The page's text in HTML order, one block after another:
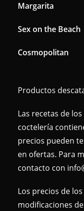
Margarita
Sex on the Beach
Cosmopolitan
Productos
Las recetas de
coctelería
precios pueden
en ofertas. Para
contacto con
Los precios de
modificaciones